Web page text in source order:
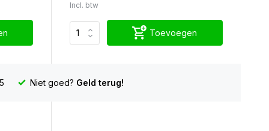
Incl. btw
Toevoegen
Niet goed? Geld terug!